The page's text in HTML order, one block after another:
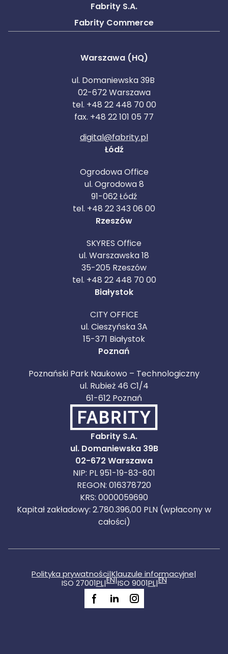
Fabrity S.A.
Fabrity Commerce
Warszawa (HQ)
ul. Domaniewska 39B
02-672 Warszawa
tel. +48 22 448 70 00
fax. +48 22 101 05 77
digital@fabrity.pl
Łódź
Ogrodowa Office
ul. Ogrodowa 8
91-062 Łódź
tel. +48 22 343 06 00
Rzeszów
SKYRES Office
ul. Warszawska 18
35-205 Rzeszów
tel. +48 22 448 70 00
Białystok
CITY OFFICE
ul. Cieszyńska 3A
15-371 Białystok
Poznań
Poznański Park Naukowo – Technologiczny
ul. Rubież 46 C1/4
61-612 Poznań
Fabrity S.A.
ul. Domaniewska 39B
02-672 Warszawa
NIP: PL 951-19-83-801
REGON: 016378720
KRS: 0000059690
Kapitał zakładowy: 2.780.396,00 PLN (wpłacony w
całości)
Polityka prywatności|Klauzule informacyjne|
ISO 27001PL|EN|ISO 9001PL|EN